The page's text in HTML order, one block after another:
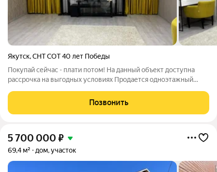
Якутск,СНТ СОТ 40 лет Победы
Покупай сейчас - плати потом! На данный объект доступна
рассрочка на выгодных условиях Продается одноэтажный
Первоначальный взнос 80%! Площадью 72 кв.м с
пристроенным гаражом на 36 кв.м на участке 16
Позвонить
5 700 000 ₽
69,4 м² дом, участок